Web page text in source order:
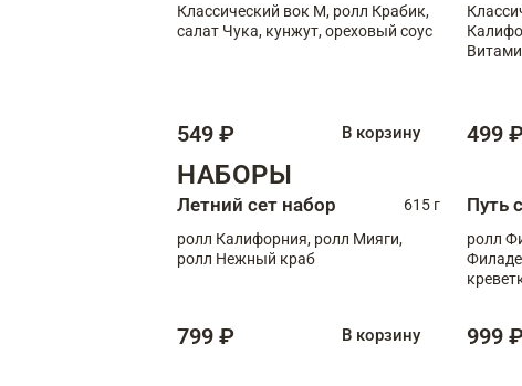
Классический вок М, ролл Крабик,
салат Чука, кунжут, ореховый соус
549 ₽ В корзину 499
НАБОРЫ
Летний сет набор
615 г
ролл Калифорния, ролл Мияги,
ролл Нежный краб
799 ₽ В корзину
Путь
ролл
999